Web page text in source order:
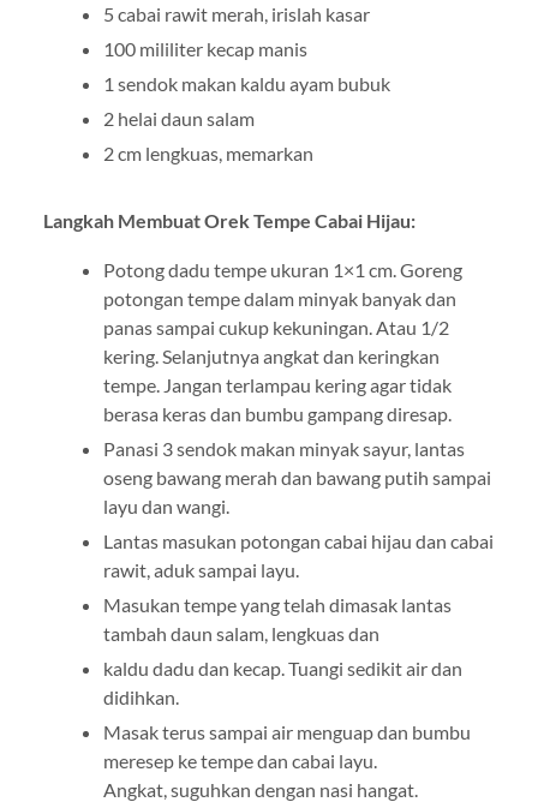
5 cabai rawit merah, irislah kasar
100 mililiter kecap manis
1 sendok makan kaldu ayam bubuk
2 helai daun salam
2 cm lengkuas, memarkan
Langkah Membuat Orek Tempe Cabai Hijau:
Potong dadu tempe ukuran 1×1 cm. Goreng
potongan tempe dalam minyak banyak dan
panas sampai cukup kekuningan. Atau 1/2
kering. Selanjutnya angkat dan keringkan
tempe. Jangan terlampau kering agar tidak
berasa keras dan bumbu gampang diresap.
Panasi 3 sendok makan minyak sayur, lantas
oseng bawang merah dan bawang putih sampai
layu dan wangi.
Lantas masukan potongan cabai hijau dan cabai
rawit, aduk sampai layu.
Masukan tempe yang telah dimasak lantas
tambah daun salam, lengkuas dan
kaldu dadu dan kecap. Tuangi sedikit air dan
didihkan.
Masak terus sampai air menguap dan bumbu
meresep ke tempe dan cabai layu.
Angkat, suguhkan dengan nasi hangat.